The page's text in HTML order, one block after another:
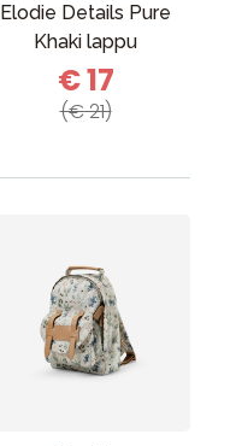
Elodie Details Pure
Khaki lappu
€ 17
(€ 21)